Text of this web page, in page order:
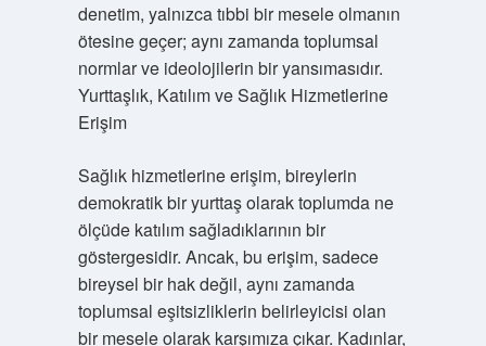
denetim, yalnızca tıbbi bir mesele olmanın
ötesine geçer; aynı zamanda toplumsal
normlar ve ideolojilerin bir yansımasıdır.
Yurttaşlık, Katılım ve Sağlık Hizmetlerine
Erişim
Sağlık hizmetlerine erişim, bireylerin
demokratik bir yurttaş olarak toplumda ne
ölçüde katılım sağladıklarının bir
göstergesidir. Ancak, bu erişim, sadece
bireysel bir hak değil, aynı zamanda
toplumsal eşitsizliklerin belirleyicisi olan
bir mesele olarak karşımıza çıkar. Kadınlar,